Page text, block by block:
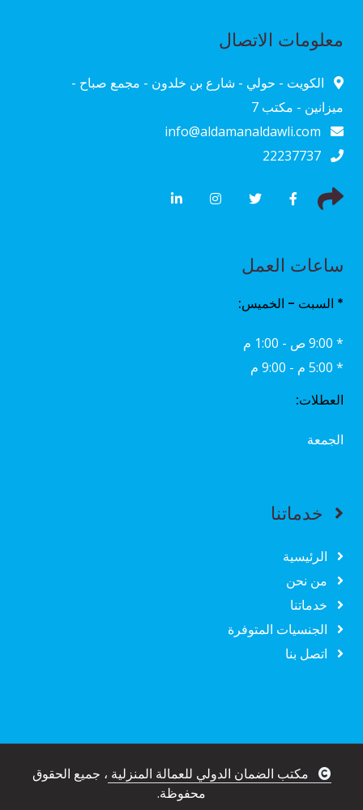
معلومات الاتصال
الكويت - حولي - شارع بن خلدون - مجمع صباح -
ميزانين - مكتب 7
ساعات العمل
* السبت - الخميس:
* 9:00 ص - 1:00 م
* 5:00 م - 9:00 م
العطلات:
الجمعة
خدماتنا
الرئيسية
من نحن
خدماتنا
الجنسيات المتوفرة
اتصل بنا
مكتب الضمان الدولي للعمالة المنزلية ، جميع الحقوق
محفوظة.